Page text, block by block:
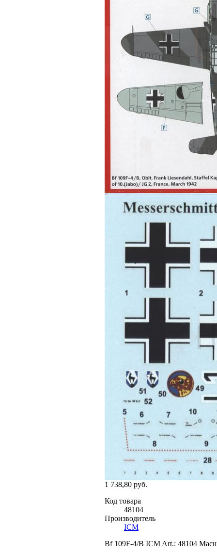
1 738,80 руб.
Код товара
48104
Производитель
ICM
Bf 109F-4/B ICM Art.: 48104